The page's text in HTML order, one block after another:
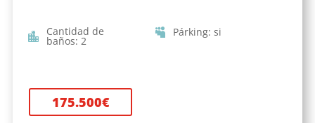
Cantidad de
baños: 2
Párking: si
175.500€